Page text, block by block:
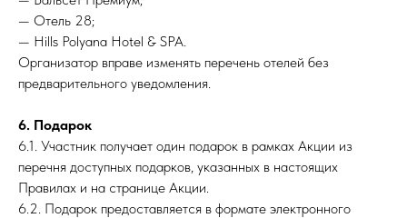
— Отель 28;
— Hills Polyana Hotel & SPA.
Организатор вправе изменять перечень отелей без
предварительного уведомления.
6. Подарок
6.1. Участник получает один подарок в рамках Акции из
перечня доступных подарков, указанных в настоящих
Правилах и на странице Акции.
6.2. Подарок предоставляется в формате электронного